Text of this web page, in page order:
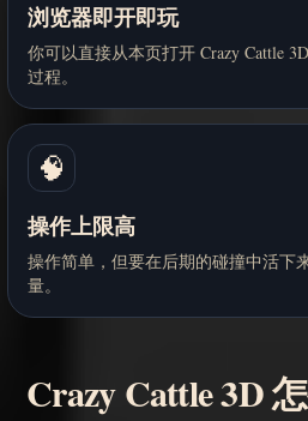
浏览器即开即玩
你可以直接从本页打开 Crazy Cattle
过程。
🧠
操作上限高
操作简单，但要在后期的碰撞中活下
量。
Crazy Cattle 3D